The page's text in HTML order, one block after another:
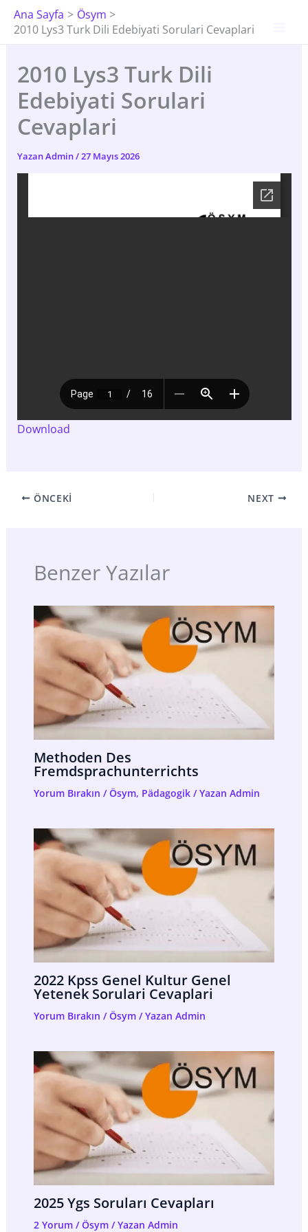
İçeriğe
Atla
Ana Sayfa
Ösym
2010 Lys3 Turk Dili Edebiyati Sorulari Cevaplari
2010 Lys3 Turk Dili
Edebiyati Sorulari
Cevaplari
YazanAdmin/27 Mayıs 2026
Download
ÖNCEKI NEXT
Benzer Yazılar
Methoden Des
Fremdsprachunterrichts
Yorum Bırakın /Ösym, Pädagogik/ Yazan Admin
2022 Kpss Genel Kultur Genel
Yetenek Sorulari Cevaplari
Yorum Bırakın /Ösym/ Yazan Admin
2025 Ygs Soruları Cevapları
2 Yorum /Ösym/ Yazan Admin